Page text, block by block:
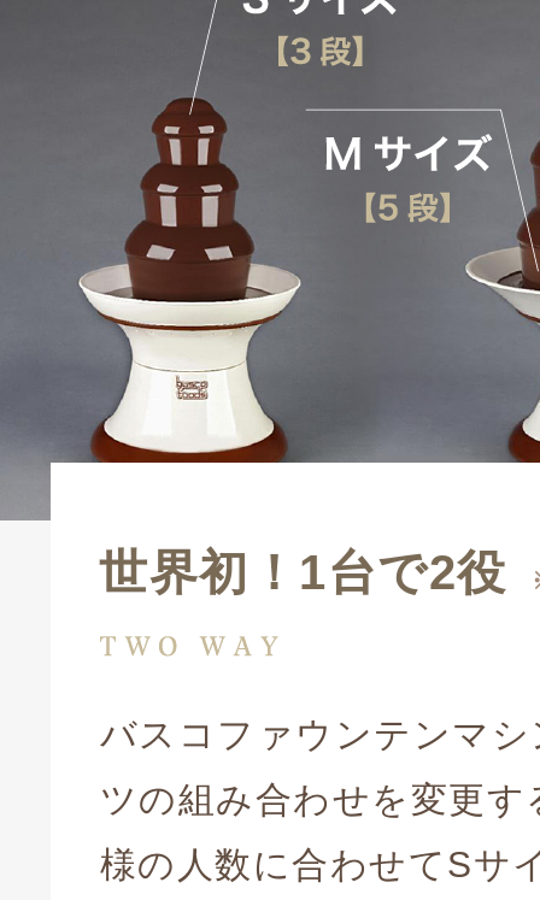
世界初！1台で2役
バスコファウンテンマ
ツの組み合わせを変更
様の人数に合わせてSサ